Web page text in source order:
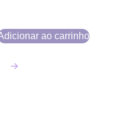
ao carrinho
→